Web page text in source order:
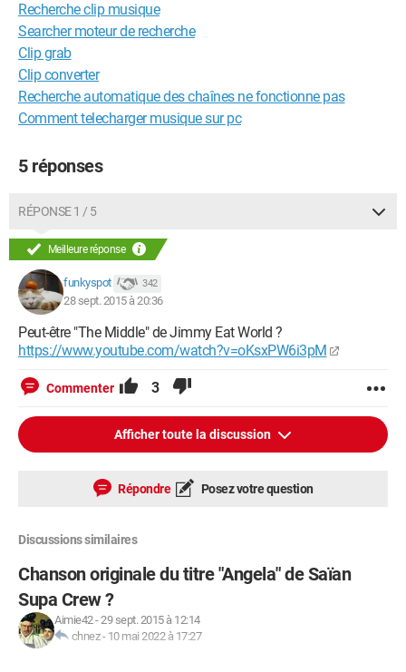
Recherche clip musique
Searcher moteur de recherche
Clip grab
Clip converter
Recherche automatique des chaînes ne fonctionne pas
Comment telecharger musique sur pc
5 réponses
RÉPONSE 1 / 5
Meilleure réponse
funkyspot 342
28 sept. 2015 à 20:36
Peut-être "The Middle" de Jimmy Eat World ?
https://www.youtube.com/watch?v=oKsxPW6i3pM
Commenter 3
Afficher toute la discussion
Répondre Posez votre question
Discussions similaires
Chanson originale du titre "Angela" de Saïan
Supa Crew ?
Aimie42-29 sept. 2015 à 12:14
chnez- 10 mai 2022 à 17:27